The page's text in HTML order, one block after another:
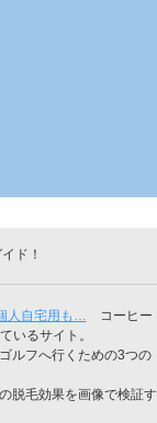
ド！
人自宅用も…
コーヒー
いるサイト。
ルフへ行くための3つの
毛効果を画像で検証す